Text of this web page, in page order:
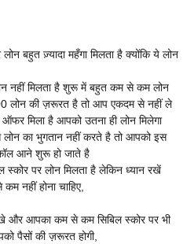
बहुत ज़्यादा महँगा मिलता है क्योंकि ये लोन
नहीं मिलता है शुरू में बहुत कम से कम लोन
लोन की ज़रूरत है तो आप एकदम से नहीं ले
मिला है आपको उतना ही लोन मिलेगा
का भुगतान नहीं करते है तो आपको इस
आने शुरू हो जाते है
स्कोर पर लोन मिलता है लेकिन ध्यान रखें
नहीं होना चाहिए,
और आपका कम से कम सिबिल स्कोर पर भी
पैसों की ज़रूरत होगी,